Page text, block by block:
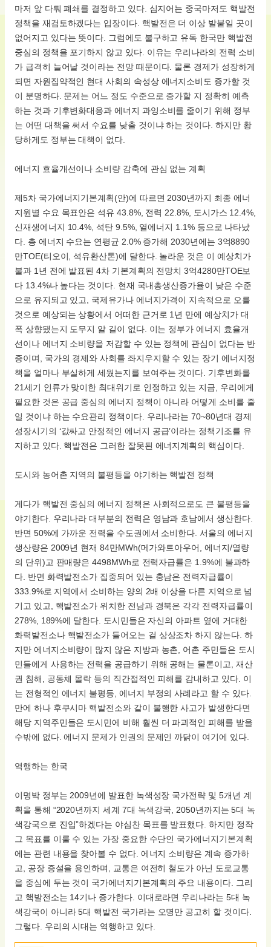
마저 앞 다퉈 폐쇄를 결정하고 있다. 심지어는 중국마저도 핵발전
정책을 재검토하겠다는 입장이다. 핵발전은 더 이상 발붙일 곳이
없어지고 있다는 뜻이다. 그럼에도 불구하고 유독 한국만 핵발전
중심의 정책을 포기하지 않고 있다. 이유는 우리나라의 전력 소비
가 급격히 늘어날 것이라는 전망 때문이다. 물론 경제가 성장하게
되면 자원집약적인 현대 사회의 속성상 에너지소비도 증가할 것
이 분명하다. 문제는 어느 정도 수준으로 증가할 지 정확히 예측
하는 것과 기후변화대응과 에너지 과잉소비를 줄이기 위해 정부
는 어떤 대책을 써서 수요를 낮출 것이냐 하는 것이다. 하지만 황
당하게도 정부는 대책이 없다.
에너지 효율개선이나 소비량 감축에 관심 없는 계획
제5차 국가에너지기본계획(안)에 따르면 2030년까지 최종 에너
지원별 수요 목표안은 석유 43.8%, 전력 22.8%, 도시가스 12.4%,
신재생에너지 10.4%, 석탄 9.5%, 열에너지 1.1% 등으로 나타났
다. 총 에너지 수요는 연평균 2.0% 증가해 2030년에는 3억8890
만TOE(티오이, 석유환산톤)에 달한다. 놀라운 것은 이 예상치가
불과 1년 전에 발표된 4차 기본계획의 전망치 3억4280만TOE보
다 13.4%나 높다는 것이다. 현재 국내총생산증가율이 낮은 수준
으로 유지되고 있고, 국제유가나 에너지가격이 지속적으로 오를
것으로 예상되는 상황에서 어떠한 근거로 1년 만에 예상치가 대
폭 상향됐는지 도무지 알 길이 없다. 이는 정부가 에너지 효율개
선이나 에너지 소비량을 저감할 수 있는 정책에 관심이 없다는 반
증이며, 국가의 경제와 사회를 좌지우지할 수 있는 장기 에너지정
책을 얼마나 부실하게 세웠는지를 보여주는 것이다. 기후변화를
21세기 인류가 맞이한 최대위기로 인정하고 있는 지금, 우리에게
필요한 것은 공급 중심의 에너지 정책이 아니라 어떻게 소비를 줄
일 것이냐 하는 수요관리 정책이다. 우리나라는 70~80년대 경제
성장시기의 ‘값싸고 안정적인 에너지 공급’이라는 정책기조를 유
지하고 있다. 핵발전은 그러한 잘못된 에너지계획의 핵심이다.
도시와 농어촌 지역의 불평등을 야기하는 핵발전 정책
게다가 핵발전 중심의 에너지 정책은 사회적으로도 큰 불평등을
야기한다. 우리나라 대부분의 전력은 영남과 호남에서 생산한다.
반면 50%에 가까운 전력을 수도권에서 소비한다. 서울의 에너지
생산량은 2009년 현재 84만MWh(메가와트아우어, 에너지/열량
의 단위)고 판매량은 4498MWh로 전력자급률은 1.9%에 불과하
다. 반면 화력발전소가 집중되어 있는 충남은 전력자급률이
333.9%로 지역에서 소비하는 양의 2배 이상을 다른 지역으로 넘
기고 있고, 핵발전소가 위치한 전남과 경북은 각각 전력자급률이
278%, 189%에 달한다. 도시민들은 자신의 아파트 옆에 거대한
화력발전소나 핵발전소가 들어오는 걸 상상조차 하지 않는다. 하
지만 에너지소비량이 많지 않은 지방과 농촌, 어촌 주민들은 도시
민들에게 사용하는 전력을 공급하기 위해 공해는 물론이고, 재산
권 침해, 공동체 몰락 등의 직간접적인 피해를 감내하고 있다. 이
는 전형적인 에너지 불평등, 에너지 부정의 사례라고 할 수 있다.
만에 하나 후쿠시마 핵발전소와 같이 불행한 사고가 발생한다면
해당 지역주민들은 도시민에 비해 훨씬 더 파괴적인 피해를 받을
수밖에 없다. 에너지 문제가 인권의 문제인 까닭이 여기에 있다.
역행하는 한국
이명박 정부는 2009년에 발표한 녹색성장 국가전략 및 5개년 계
획을 통해 “2020년까지 세계 7대 녹색강국, 2050년까지는 5대 녹
색강국으로 진입”하겠다는 야심찬 목표를 발표했다. 하지만 정작
그 목표를 이룰 수 있는 가장 중요한 수단인 국가에너지기본계획
에는 관련 내용을 찾아볼 수 없다. 에너지 소비량은 계속 증가하
고, 공장 증설을 용인하며, 교통은 여전히 철도가 아닌 도로교통
을 중심에 두는 것이 국가에너지기본계획의 주요 내용이다. 그리
고 핵발전소는 14기나 증가한다. 이대로라면 우리나라는 5대 녹
색강국이 아니라 5대 핵발전 국가라는 오명만 공고히 할 것이다.
그렇다. 우리의 시대는 역행하고 있다.